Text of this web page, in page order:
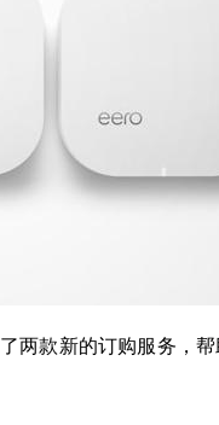
两款新的订购服务，